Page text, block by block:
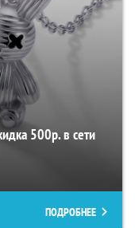
500р. в сети
ПОДРОБНЕЕ